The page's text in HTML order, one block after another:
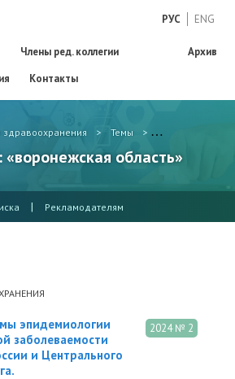
РУС ENG
Члены ред. коллегии
Архив
Контакты
> Темы > воронежская
«воронежская область»
| Рекламодателям
2024 № 2
эпидемиологии
заболеваемости
и Центрального